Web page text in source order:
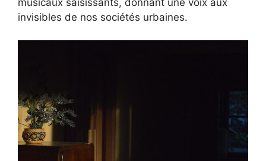
musicaux saisissants, donnant une voix aux
invisibles de nos sociétés urbaines.